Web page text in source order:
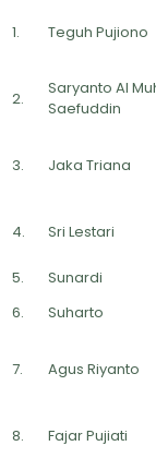
1. Teguh Pujiono
2.
Saryanto Al
Saefuddin
3. Jaka Triana
4. Sri Lestari
5.
Sunardi
6.
Suharto
7. Agus Riyanto
8. Fajar Pujiati